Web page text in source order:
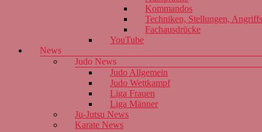
Kommandos
Techniken, Stellungen,
Fachausdrücke
YouTube
News
Judo News
Judo Allgemein
Judo Wettkampf
Liga Frauen
Liga Männer
Ju-Jutsu News
Karate News